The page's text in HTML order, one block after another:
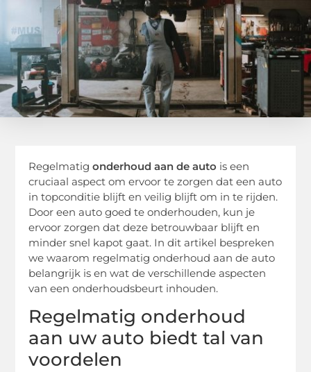
Regelmatigonderhoud aan de auto is een
cruciaal aspect om ervoor te zorgen dat een auto
in topconditie blijft en veilig blijft om in te rijden.
Door een auto goed te onderhouden, kun je
ervoor zorgen dat deze betrouwbaar blijft en
minder snel kapot gaat. In dit artikel bespreken
we waarom regelmatig onderhoud aan de auto
belangrijk is en wat de verschillende aspecten
van een onderhoudsbeurt inhouden.
Regelmatig onderhoud
aan uw auto biedt tal van
voordelen